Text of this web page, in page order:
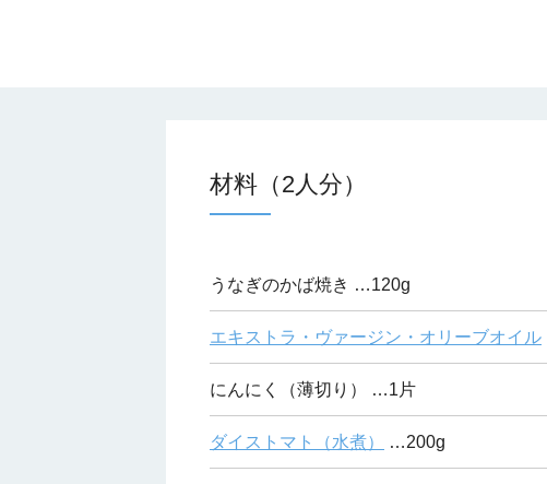
材料（2人分）
うなぎのかば焼き …120g
エキストラ・ヴァージン・オリーブオイル
にんにく（薄切り） …1片
ダイストマト（水煮） …200g